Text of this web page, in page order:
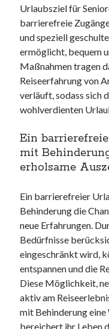
Urlaubsziel für
barrierefreie
und speziell
ermöglicht, bequem
Maßnahmen tragen
Reiseerfahrung von
verläuft, sodass sich
wohlverdienten
Ein
mit
erholsame
Ein barrierefreier
Behinderung die
neue Erfahrungen.
Bedürfnisse
eingeschränkt wird,
entspannen und die
Diese Möglichkeit,
aktiv am
mit Behinderung
bereichert ihr Leben